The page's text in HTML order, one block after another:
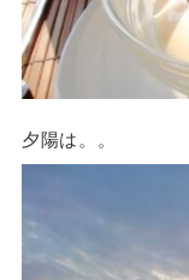
夕陽は。。